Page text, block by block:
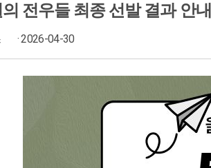
전우들 최종 선발 결과 안내
· 2026-04-30